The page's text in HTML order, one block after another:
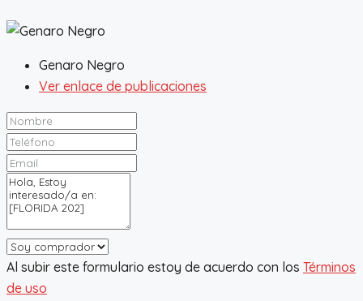
Genaro Negro
Ver enlace de publicaciones
Al subir este formulario estoy de acuerdo con los Términos
de uso